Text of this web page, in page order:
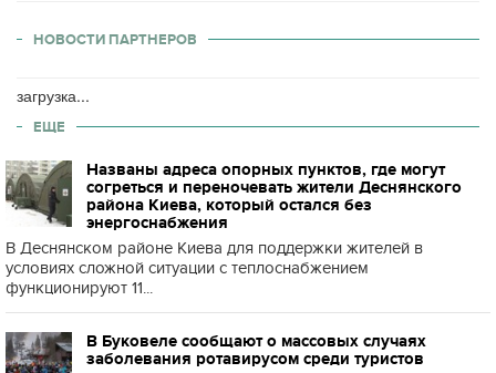
НОВОСТИ ПАРТНЕРОВ
загрузка...
ЕЩЕ
Названы адреса опорных пунктов, где могут
согреться и переночевать жители Деснянского
района Киева, который остался без
энергоснабжения
В Деснянском районе Киева для поддержки жителей в
условиях сложной ситуации с теплоснабжением
функционируют 11...
В Буковеле сообщают о массовых случаях
заболевания ротавирусом среди туристов